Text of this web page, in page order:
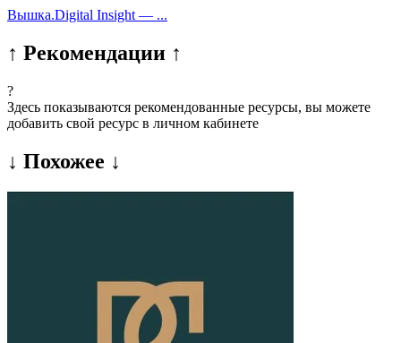
Вышка.Digital Insight — ...
↑ Рекомендации ↑
?
Здесь показываются рекомендованные ресурсы, вы можете
добавить свой ресурс в личном кабинете
↓ Похожее ↓